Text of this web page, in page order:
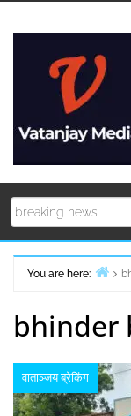
You are here:
bhinder
वाताञ्जय ब्रेकिंग